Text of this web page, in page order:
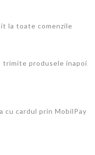
la toate comenzile
produsele inapoi
cardul prin MobilPay